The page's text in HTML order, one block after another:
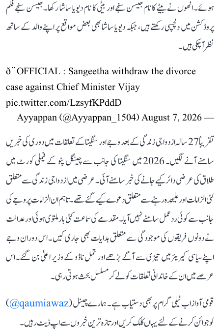
ہوئے۔ انھوں نے بیٹے کا نام جیسن سنجے اور بیٹی کا نام دیویا ساشا رکھا۔ جیسن سنجے فلم
پروڈکشن میں دلچسپی رکھتے ہیں، جبکہ دیویا ساشا بھی بعض مواقع پر اپنے والد کے ساتھ
نظر آ چکی ہیں۔
ð¨OFFICIAL : Sangeetha withdraw the divorce
case against Chief Minister Vijay
pic.twitter.com/LzsyfKPddD
— Ayyappan (@Ayyappan_1504)
August 7, 2026
تقریباً 27 سالہ ازدواجی زندگی کے بعد وجے اور سنگیتا کے تعلقات میں دوری کی خبریں
سامنے آنے لگیں۔ 2026 میں سنگیتا کی جانب سے چینگل پٹو کے فیملی کورٹ میں
طلاق کی عرضی دائر کیے جانے کی خبر سامنے آئی۔ عرضی میں ازدواجی زندگی سے متعلق
کئی الزامات اور علیحدہ رہنے سے متعلق دعوے کیے گئے تھے۔ تاہم ان الزامات پر وجے کی
جانب سے کوئی ردعمل سامنے نہیں آیا۔ مقدمے کی سماعت کئی بار ملتوی ہوئی اور عدالت
نے دونوں فریقوں کی موجودگی سے متعلق ہدایات بھی جاری کیں۔ اس دوران وجے
اپنے سیاسی کیریئر میں تیزی سے آگے بڑھے اور تمل ناڈو کے وزیر اعلیٰ بن گئے۔ اس
عرصے میں ان کے خاندانی تعلقات کو لے کر مسلسل بحث ہوتی رہی۔
قومی آواز اب ٹیلی گرام پر بھی دستیاب ہے۔ ہمارے چینل (qaumiawaz@
)
کو جوائن کرنے کے لئے یہاں کلک کریں اور تازہ ترین خبروں سے اپ ڈیٹ رہیں۔